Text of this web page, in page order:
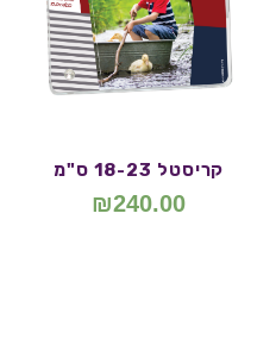
קריסטל 18-23 ס"מ
₪240.00